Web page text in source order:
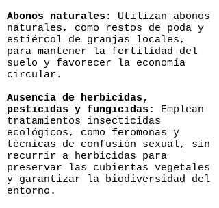
Abonos naturales:
Utilizan abonos
naturales, como restos de poda y
estiércol de granjas locales,
para mantener la fertilidad del
suelo y favorecer la economía
circular.
Ausencia de herbicidas,
pesticidas y fungicidas:
Emplean
tratamientos insecticidas
ecológicos, como feromonas y
técnicas de confusión sexual, sin
recurrir a herbicidas para
preservar las cubiertas vegetales
y garantizar la biodiversidad del
entorno.